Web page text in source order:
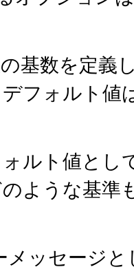
基数を定義
フォルト値
ルト値とし
ような基準
メッセージ